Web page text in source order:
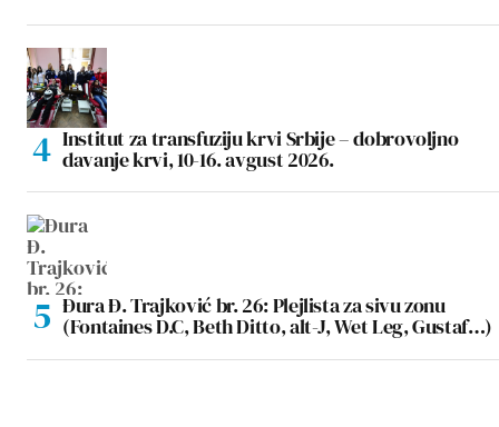
Institut za transfuziju krvi Srbije – dobrovoljno
davanje krvi, 10-16. avgust 2026.
Đura Đ. Trajković br. 26: Plejlista za sivu zonu
(Fontaines D.C, Beth Ditto, alt-J, Wet Leg, Gustaf…)